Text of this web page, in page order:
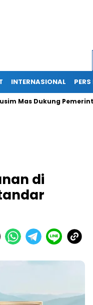
INTERNASIONAL
Dukung Pemerintah
di